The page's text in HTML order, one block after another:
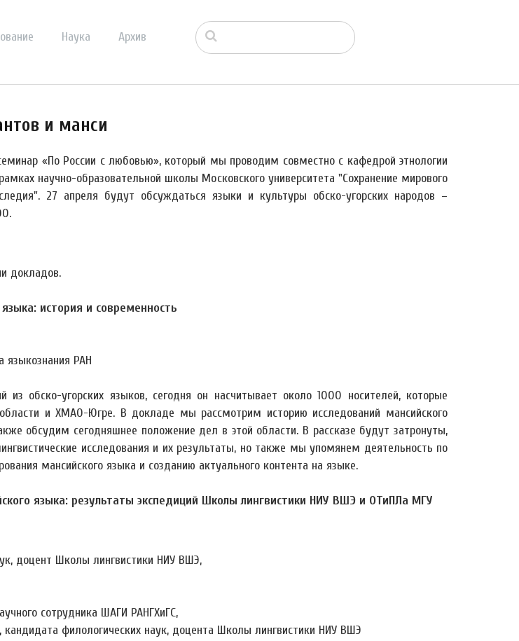
Наука Архив
и манси
«По России с любовью», который мы проводим совместно с кафедрой этнологии
научно-образовательной школы Московского университета "Сохранение мирового
27 апреля будут обсуждаться языки и культуры обско-угорских народов –
докладов.
история и современность
языкознания РАН
обско-угорских языков, сегодня он насчитывает около 1000 носителей, которые
и ХМАО-Югре. В докладе мы рассмотрим историю исследований мансийского
обсудим сегодняшнее положение дел в этой области. В рассказе будут затронуты,
исследования и их результаты, но также мы упомянем деятельность по
мансийского языка и созданию актуального контента на языке.
языка: результаты экспедиций Школы лингвистики НИУ ВШЭ и ОТиПЛа МГУ
доцент Школы лингвистики НИУ ВШЭ,
сотрудника ШАГИ РАНГХиГС,
кандидата филологических наук, доцента Школы лингвистики НИУ ВШЭ